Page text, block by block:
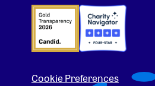
Cookie Preferences